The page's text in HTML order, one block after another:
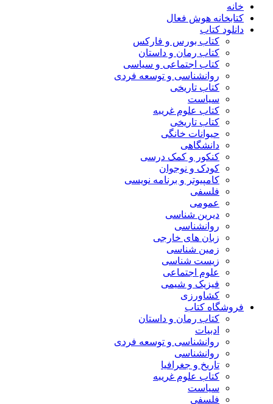
خانه
کتابخانه هوش فعال
دانلود کتاب
کتاب بورس و فارکس
کتاب رمان و داستان
کتاب اجتماعی و سیاسی
روانشناسی و توسعه فردی
کتاب تاریخی
سیاست
کتاب علوم غریبه
کتاب تاریخی
حیوانات خانگی
دانشگاهی
کنکور و کمک‌ درسی
کودک و نوجوان
کامپیوتر و برنامه نویسی
فلسفی
عمومی
دیرین شناسی
روانشناسی
زبان های خارجی
زمین شناسی
زیست شناسی
علوم اجتماعی
فیزیک و شیمی
کشاورزی
فروشگاه کتاب
کتاب رمان و داستان
ادبیات
روانشناسی و توسعه فردی
روانشناسی
تاریخ و جغرافیا
کتاب علوم غریبه
سیاست
فلسفی